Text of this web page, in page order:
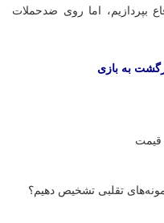
بپردازیم، اما روی ضدحملات
به بازی
تقلبی تشخیص دهیم؟